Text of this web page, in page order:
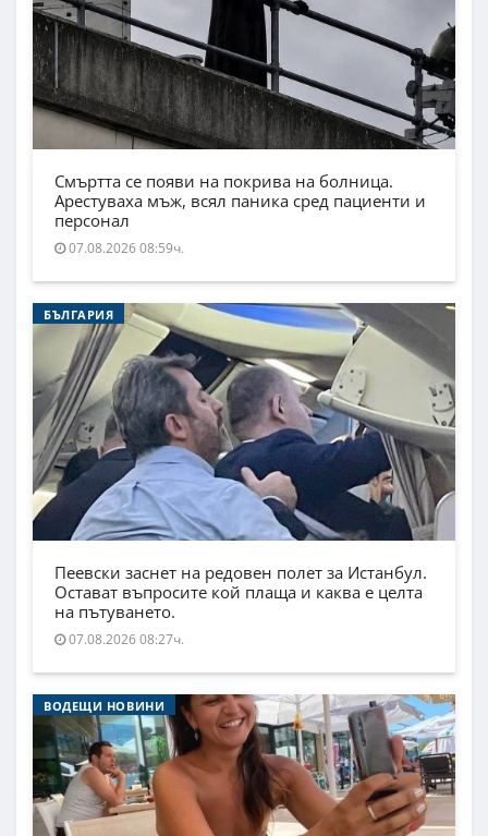
Смъртта се появи на покрива на болница.
Арестуваха мъж, всял паника сред пациенти и
персонал
07.08.2026 08:59ч.
БЪЛГАРИЯ
Пеевски заснет на редовен полет за Истанбул.
Остават въпросите кой плаща и каква е целта
на пътуването.
07.08.2026 08:27ч.
ВОДЕЩИ НОВИНИ